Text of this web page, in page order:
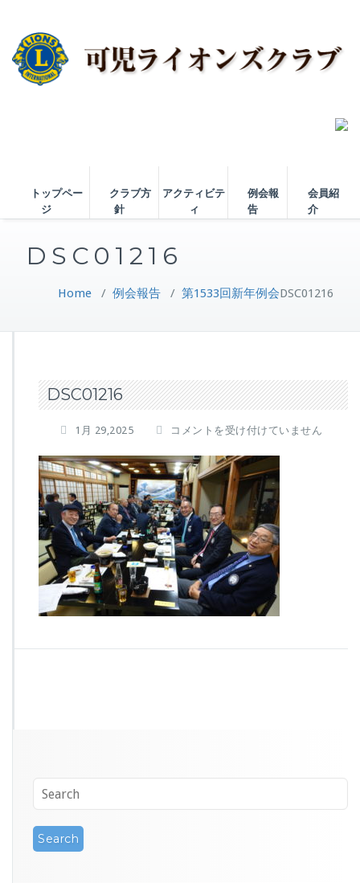
トップペー
ジ
クラブ方
針
アクティビテ
ィ
例会報
告
会員紹
介
DSC01216
Home / 例会報告 / 第1533回新年例会DSC01216
DSC01216
1月 29,2025
D
C
0
1
2
1
6
は
コメントを受け付けていません